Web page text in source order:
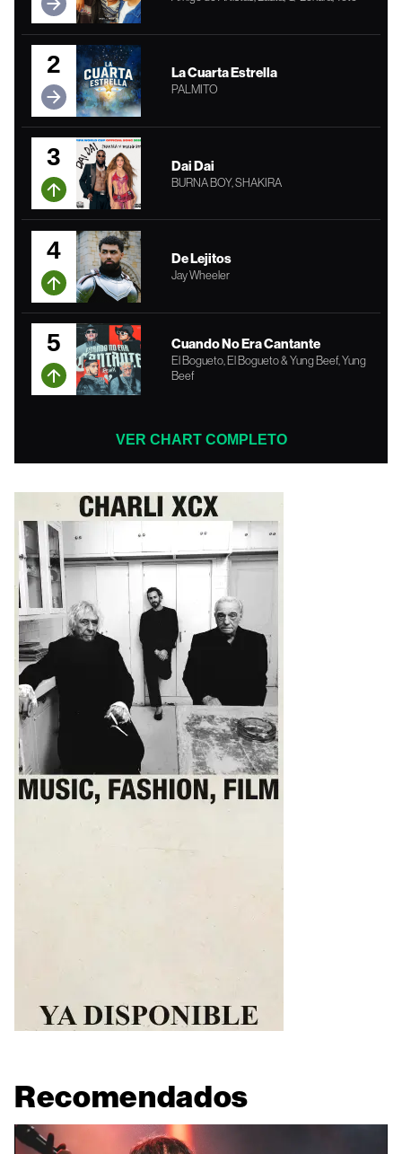
2 La Cuarta Estrella
PALMITO
3 Dai Dai
BURNA BOY, SHAKIRA
4 De Lejitos
Jay Wheeler
5 Cuando No Era Cantante
El Bogueto, El Bogueto & Yung Beef, Yung
Beef
VER CHART COMPLETO
Recomendados